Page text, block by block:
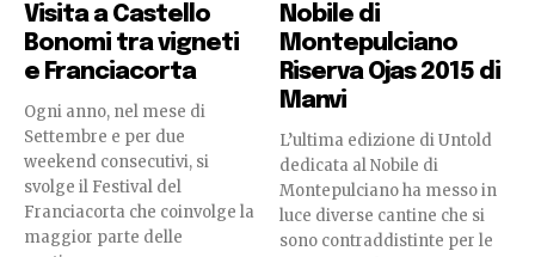
Visita a Castello
Bonomi tra vigneti
e Franciacorta
Ogni anno, nel mese di
Settembre e per due
weekend consecutivi, si
svolge il Festival del
Franciacorta che coinvolge la
maggior parte delle
Nobile di
Montepulciano
Riserva Ojas 2015 di
Manvi
L’ultima edizione di Untold
dedicata al Nobile di
Montepulciano ha messo in
luce diverse cantine che si
sono contraddistinte per le